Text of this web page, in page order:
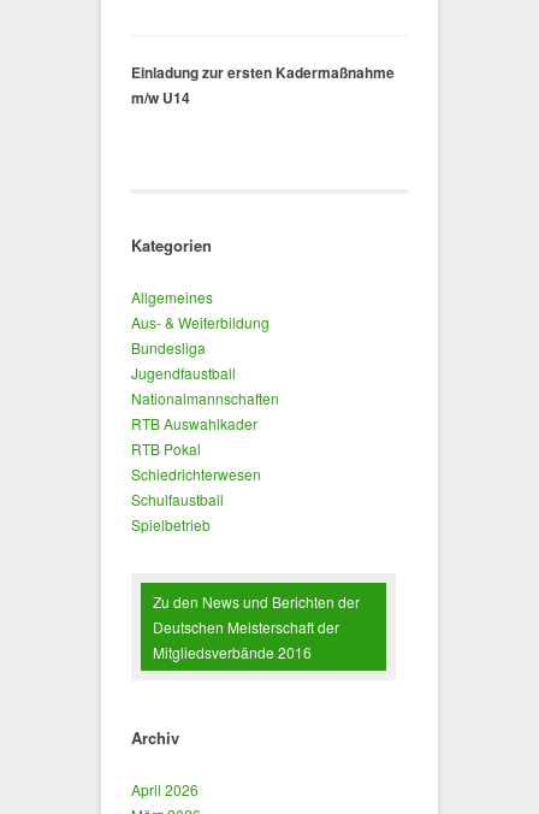
Einladung zur ersten Kadermaßnahme
m/w U14
Kategorien
Allgemeines
Aus- & Weiterbildung
Bundesliga
Jugendfaustball
Nationalmannschaften
RTB Auswahlkader
RTB Pokal
Schiedrichterwesen
Schulfaustball
Spielbetrieb
Zu den News und Berichten der
Deutschen Meisterschaft der
Mitgliedsverbände 2016
Archiv
April 2026